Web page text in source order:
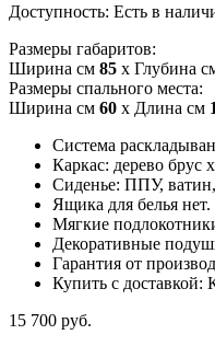
Доступность: Есть в
Размеры габаритов:
Ширина см 85 x Глубина
Размеры спального места:
Ширина см 60 x Длина см
Система
Каркас: дерево брус
Сиденье: ППУ,
Ящика для белья нет.
Мягкие
Декоративные
Гарантия от
Купить с доставкой:
15 700 руб.